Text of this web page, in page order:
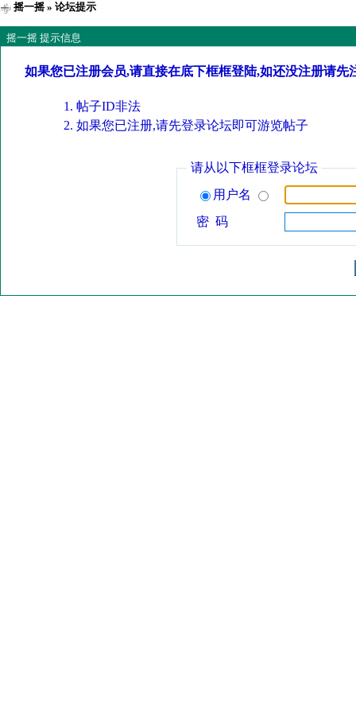
摇一摇» 论坛提示
摇一摇 提示信息
如果您已注册会员,请直接在底下框框登陆,如还没注册请先
帖子ID非法
如果您已注册,请先登录论坛即可游览帖子
请从以下框框登录论坛
用户名
密 码